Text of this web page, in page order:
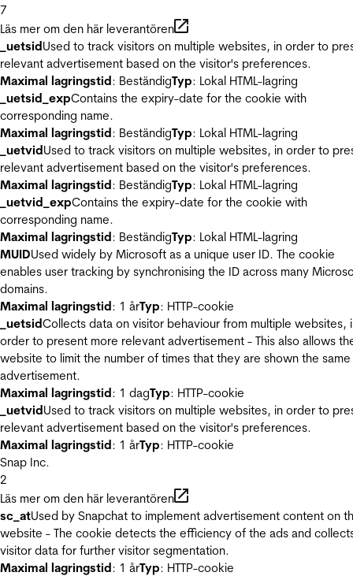
7
Läs mer om den här leverantören
_uetsidUsed to track visitors on multiple websites, in order to
relevant advertisement based on the visitor's preferences.
Maximal lagringstid: BeständigTyp: Lokal HTML-lagring
_uetsid_expContains the expiry-date for the cookie with
corresponding name.
Maximal lagringstid: BeständigTyp: Lokal HTML-lagring
_uetvidUsed to track visitors on multiple websites, in order to
relevant advertisement based on the visitor's preferences.
Maximal lagringstid: BeständigTyp: Lokal HTML-lagring
_uetvid_expContains the expiry-date for the cookie with
corresponding name.
Maximal lagringstid: BeständigTyp: Lokal HTML-lagring
MUIDUsed widely by Microsoft as a unique user ID. The cookie
enables user tracking by synchronising the ID across many
domains.
Maximal lagringstid: 1 årTyp: HTTP-cookie
_uetsidCollects data on visitor behaviour from multiple websites,
order to present more relevant advertisement - This also allows
website to limit the number of times that they are shown the same
advertisement.
Maximal lagringstid: 1 dagTyp: HTTP-cookie
_uetvidUsed to track visitors on multiple websites, in order to
relevant advertisement based on the visitor's preferences.
Maximal lagringstid: 1 årTyp: HTTP-cookie
Snap Inc.
2
Läs mer om den här leverantören
sc_atUsed by Snapchat to implement advertisement content on
website - The cookie detects the efficiency of the ads and
visitor data for further visitor segmentation.
Maximal lagringstid: 1 årTyp: HTTP-cookie